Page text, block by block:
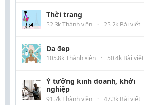
Thời trang
52.3k Thành viên · 25.2k Bài viết
Da đẹp
105.8k Thành viên · 50.4k Bài viết
Ý tưởng kinh doanh, khởi
nghiệp
91.7k Thành viên · 47.3k Bài viết